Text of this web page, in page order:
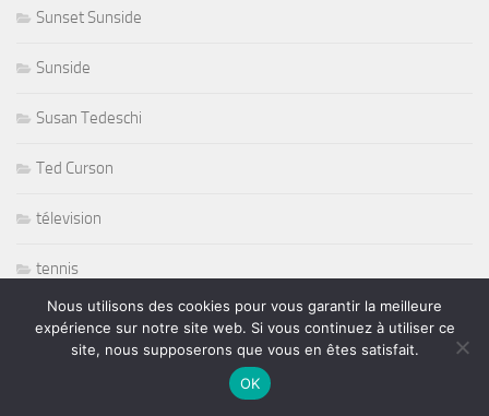
Sunset Sunside
Sunside
Susan Tedeschi
Ted Curson
télevision
tennis
tennis sport
Nous utilisons des cookies pour vous garantir la meilleure
expérience sur notre site web. Si vous continuez à utiliser ce
site, nous supposerons que vous en êtes satisfait.
OK